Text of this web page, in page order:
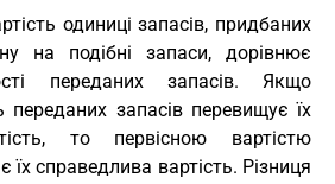
одиниці запасів, придбаних
на подібні запаси, дорівнює
переданих запасів. Якщо
переданих запасів перевищує їх
то первісною вартістю
їх справедлива вартість. Різниця